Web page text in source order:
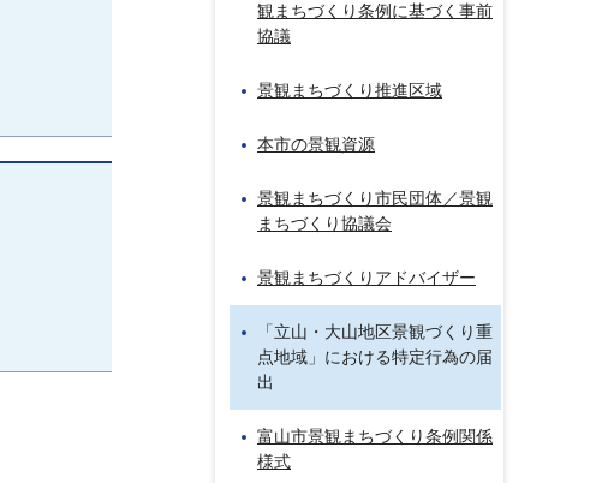
観まちづくり条例に基づく事前
協議
景観まちづくり推進区域
本市の景観資源
景観まちづくり市民団体／景観
まちづくり協議会
景観まちづくりアドバイザー
「立山・大山地区景観づくり重
点地域」における特定行為の届
出
富山市景観まちづくり条例関係
様式